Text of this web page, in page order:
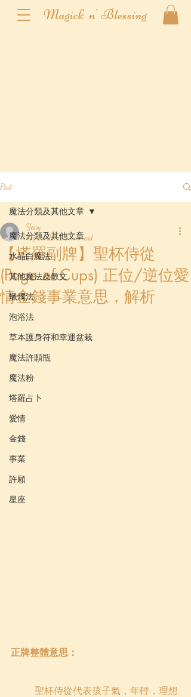
Magick n' Blessing
Post
魔法分類及其他文章
水晶白魔法
其他魔法及散文
蠟燭法
泡浴法
草本護身符和幸運盆栽
魔法許願瓶
魔法粉
塔羅占卜
愛情
金錢
事業
許願
星座
魔法分類及其他文章
【塔羅副牌】聖杯侍從
(Page of Cups) 正位/逆位愛
情金錢事業意思，解析
Yessy
Aug 16, 2021 3 min read
正牌整體意思：
聖杯侍從代表孩子氣，年輕，理想